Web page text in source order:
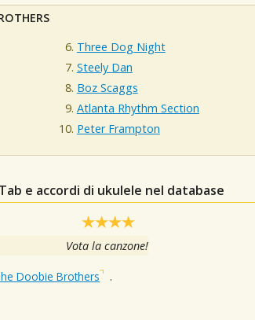
Three Dog Night
Steely Dan
Boz Scaggs
Atlanta Rhythm Section
Peter Frampton
Tab e accordi di ukulele nel database
Vota la canzone!
Doobie Brothers .